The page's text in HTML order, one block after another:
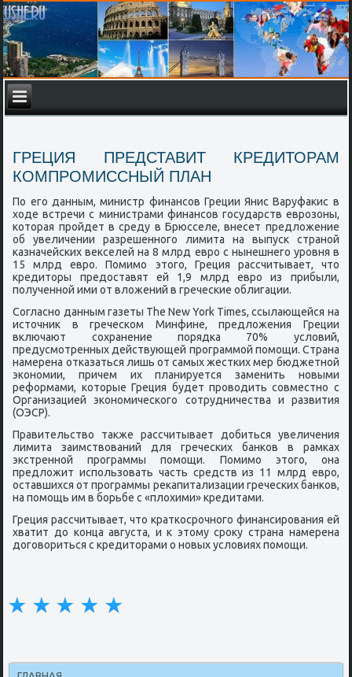
ГРЕЦИЯ ПРЕДСТАВИТ КРЕДИТОРАМ
КОМПРОМИССНЫЙ ПЛАН
По его данным, министр финансов Греции Янис Варуфакис в
ходе встречи с министрами финансов государств еврозоны,
которая пройдет в среду в Брюсселе, внесет предложение
об увеличении разрешенного лимита на выпуск страной
казначейских векселей на 8 млрд евро с нынешнего уровня в
15 млрд евро. Помимо этого, Греция рассчитывает, что
кредиторы предоставят ей 1,9 млрд евро из прибыли,
полученной ими от вложений в греческие облигации.
Согласно данным газеты The New York Times, ссылающейся на
источник в греческом Минфине, предложения Греции
включают сохранение порядка 70% условий,
предусмотренных действующей программой помощи. Страна
намерена отказаться лишь от самых жестких мер бюджетной
экономии, причем их планируется заменить новыми
реформами, которые Греция будет проводить совместно с
Организацией экономического сотрудничества и развития
(ОЭСР).
Правительство также рассчитывает добиться увеличения
лимита заимствований для греческих банков в рамках
экстренной программы помощи. Помимо этого, она
предложит использовать часть средств из 11 млрд евро,
оставшихся от программы рекапитализации греческих банков,
на помощь им в борьбе с «плохими» кредитами.
Греция рассчитывает, что краткосрочного финансирования ей
хватит до конца августа, и к этому сроку страна намерена
договориться с кредиторами о новых условиях помощи.